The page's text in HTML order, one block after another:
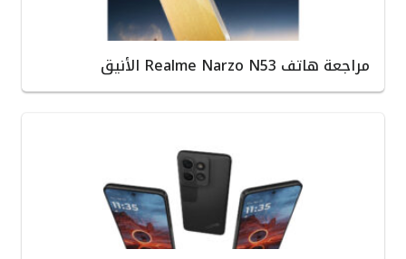
مراجعة هاتف Realme Narzo N53 الأنيق